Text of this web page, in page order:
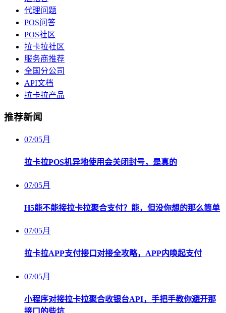
代理问题
POS问答
POS社区
拉卡拉社区
服务商推荐
全国分公司
API文档
拉卡拉产品
推荐新闻
07/05月
拉卡拉POS机异地使用会关闭封号，是真的
07/05月
H5能不能接拉卡拉聚合支付？能，但没你想的那么简单
07/05月
拉卡拉APP支付接口对接全攻略，APP内唤起支付
07/05月
小程序对接拉卡拉聚合收银台API，手把手教你避开那
接口的些坑